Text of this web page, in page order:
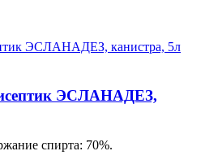
ЭСЛАНАДЕЗ,
спирта: 70%.